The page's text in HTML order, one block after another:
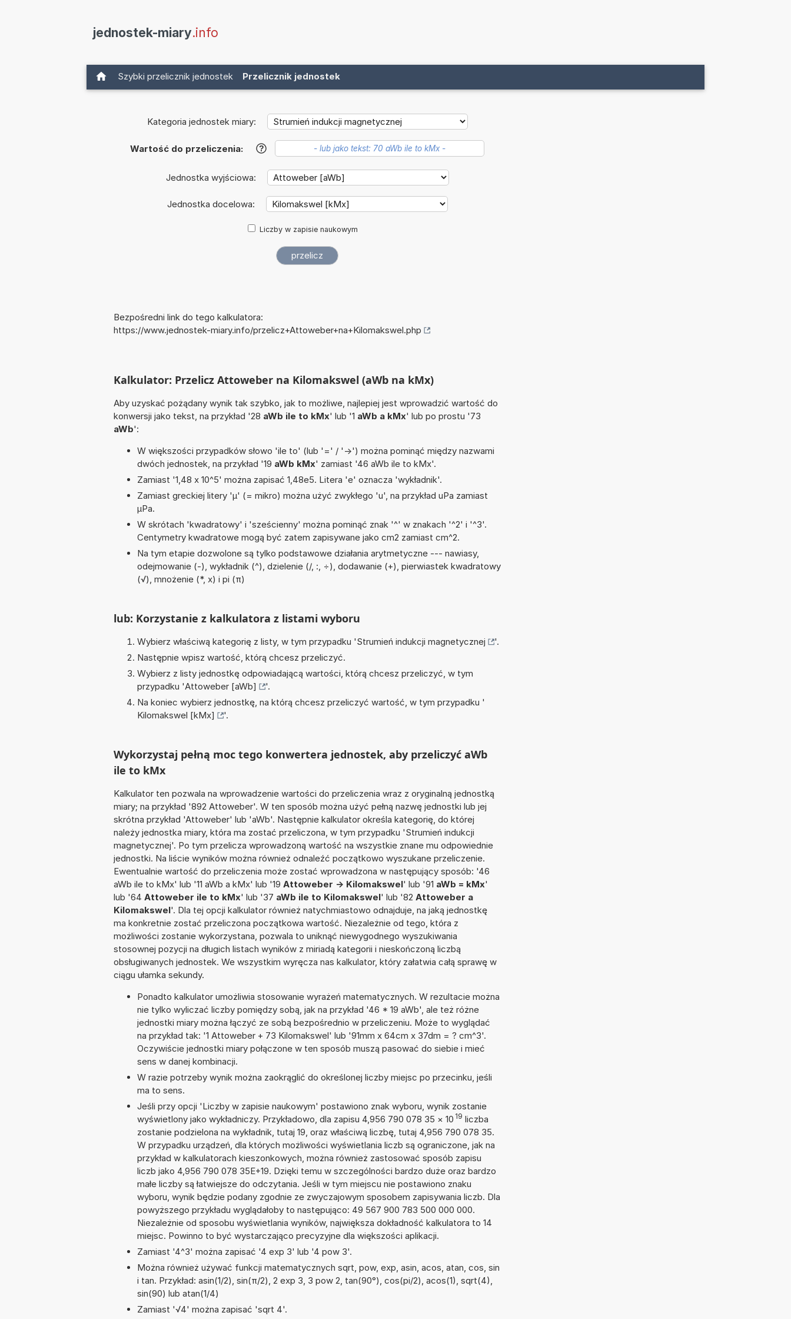
jednostek-miary.info
Szybki przelicznik jednostek Przelicznik jednostek
Kategoria jednostek miary:
Wartość do przeliczenia: ?
Jednostka wyjściowa:
Jednostka docelowa:
Liczby w zapisie naukowym
Bezpośredni link do tego kalkulatora:
https://www.jednostek-miary.info/przelicz+Attoweber+na+Kilomakswel.php
Kalkulator: Przelicz Attoweber na Kilomakswel (aWb na kMx)
Aby uzyskać pożądany wynik tak szybko, jak to możliwe, najlepiej jest wprowadzić wartość do
konwersji jako tekst, na przykład '28 aWb ile to kMx' lub '1 aWb a kMx' lub po prostu '73
aWb':
W większości przypadków słowo 'ile to' (lub '=' / '->') można pominąć między nazwami
dwóch jednostek, na przykład '19 aWb kMx' zamiast '46 aWb ile to kMx'.
Zamiast '1,48 x 10^5' można zapisać 1,48e5. Litera 'e' oznacza 'wykładnik'.
Zamiast greckiej litery 'µ' (= mikro) można użyć zwykłego 'u', na przykład uPa zamiast
µPa.
W skrótach 'kwadratowy' i 'sześcienny' można pominąć znak '^' w znakach '^2' i '^3'.
Centymetry kwadratowe mogą być zatem zapisywane jako cm2 zamiast cm^2.
Na tym etapie dozwolone są tylko podstawowe działania arytmetyczne --- nawiasy,
odejmowanie (-), wykładnik (^), dzielenie (/, :, ÷), dodawanie (+), pierwiastek kwadratowy
(√), mnożenie (*, x) i pi (π)
lub: Korzystanie z kalkulatora z listami wyboru
Wybierz właściwą kategorię z listy, w tym przypadku 'Strumień indukcji magnetycznej
'.
Następnie wpisz wartość, którą chcesz przeliczyć.
Wybierz z listy jednostkę odpowiadającą wartości, którą chcesz przeliczyć, w tym
przypadku 'Attoweber [aWb]
'.
Na koniec wybierz jednostkę, na którą chcesz przeliczyć wartość, w tym przypadku '
Kilomakswel [kMx]
'.
Wykorzystaj pełną moc tego konwertera jednostek, aby przeliczyć aWb
ile to kMx
Kalkulator ten pozwala na wprowadzenie wartości do przeliczenia wraz z oryginalną jednostką
miary; na przykład '892 Attoweber'. W ten sposób można użyć pełną nazwę jednostki lub jej
skrótna przykład 'Attoweber' lub 'aWb'. Następnie kalkulator określa kategorię, do której
należy jednostka miary, która ma zostać przeliczona, w tym przypadku 'Strumień indukcji
magnetycznej'. Po tym przelicza wprowadzoną wartość na wszystkie znane mu odpowiednie
jednostki. Na liście wyników można również odnaleźć początkowo wyszukane przeliczenie.
Ewentualnie wartość do przeliczenia może zostać wprowadzona w następujący sposób: '46
aWb ile to kMx' lub '11 aWb a kMx' lub '19 Attoweber -> Kilomakswel' lub '91 aWb = kMx'
lub '64 Attoweber ile to kMx' lub '37 aWb ile to Kilomakswel' lub '82 Attoweber a
Kilomakswel'. Dla tej opcji kalkulator również natychmiastowo odnajduje, na jaką jednostkę
ma konkretnie zostać przeliczona początkowa wartość. Niezależnie od tego, która z
możliwości zostanie wykorzystana, pozwala to uniknąć niewygodnego wyszukiwania
stosownej pozycji na długich listach wyników z miriadą kategorii i nieskończoną liczbą
obsługiwanych jednostek. We wszystkim wyręcza nas kalkulator, który załatwia całą sprawę w
ciągu ułamka sekundy.
Ponadto kalkulator umożliwia stosowanie wyrażeń matematycznych. W rezultacie można
nie tylko wyliczać liczby pomiędzy sobą, jak na przykład '46 * 19 aWb', ale też różne
jednostki miary można łączyć ze sobą bezpośrednio w przeliczeniu. Może to wyglądać
na przykład tak: '1 Attoweber + 73 Kilomakswel' lub '91mm x 64cm x 37dm = ? cm^3'.
Oczywiście jednostki miary połączone w ten sposób muszą pasować do siebie i mieć
sens w danej kombinacji.
W razie potrzeby wynik można zaokrąglić do określonej liczby miejsc po przecinku, jeśli
ma to sens.
Jeśli przy opcji 'Liczby w zapisie naukowym' postawiono znak wyboru, wynik zostanie
wyświetlony jako wykładniczy. Przykładowo, dla zapisu 4,956 790 078 35 × 10 19 liczba
zostanie podzielona na wykładnik, tutaj 19, oraz właściwą liczbę, tutaj 4,956 790 078 35.
W przypadku urządzeń, dla których możliwości wyświetlania liczb są ograniczone, jak na
przykład w kalkulatorach kieszonkowych, można również zastosować sposób zapisu
liczb jako 4,956 790 078 35E+19. Dzięki temu w szczególności bardzo duże oraz bardzo
małe liczby są łatwiejsze do odczytania. Jeśli w tym miejscu nie postawiono znaku
wyboru, wynik będzie podany zgodnie ze zwyczajowym sposobem zapisywania liczb. Dla
powyższego przykładu wyglądałoby to następująco: 49 567 900 783 500 000 000.
Niezależnie od sposobu wyświetlania wyników, największa dokładność kalkulatora to 14
miejsc. Powinno to być wystarczająco precyzyjne dla większości aplikacji.
Zamiast '4^3' można zapisać '4 exp 3' lub '4 pow 3'.
Można również używać funkcji matematycznych sqrt, pow, exp, asin, acos, atan, cos, sin
i tan. Przykład: asin(1/2), sin(π/2), 2 exp 3, 3 pow 2, tan(90°), cos(pi/2), acos(1), sqrt(4),
sin(90) lub atan(1/4)
Zamiast '√4' można zapisać 'sqrt 4'.